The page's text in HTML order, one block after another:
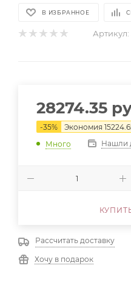
В ИЗБРАННОЕ
Артикул:
28274.35
-35% Экономия
Много
Нашли
Рассчитать доставку
Хочу в подарок